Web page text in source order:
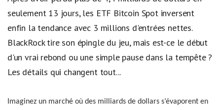
seulement 13 jours, les ETF Bitcoin Spot inversent
enfin la tendance avec 3 millions d'entrées nettes.
BlackRock tire son épingle du jeu, mais est-ce le début
d'un vrai rebond ou une simple pause dans la tempête ?
Les détails qui changent tout...
Imaginez un marché où des milliards de dollars s’évaporent en